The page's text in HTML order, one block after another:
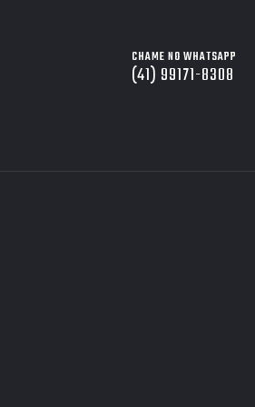
CHAME NO WHATSAPP
(41) 99171-8308